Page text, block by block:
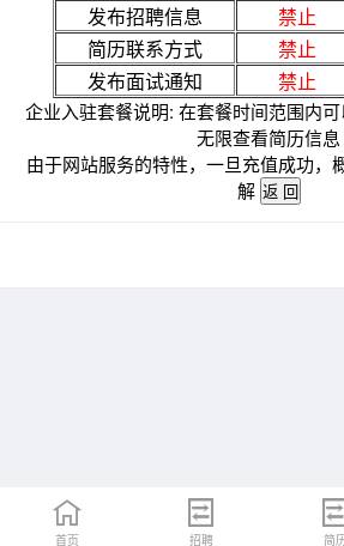
发布招聘信息
禁止
简历联系方式
禁止
发布面试通知
禁止
企业入驻套餐说明: 在套餐时间范围内
无限查看简历信息
由于网站服务的特性，一旦充值成功，
解
首页 招聘 简